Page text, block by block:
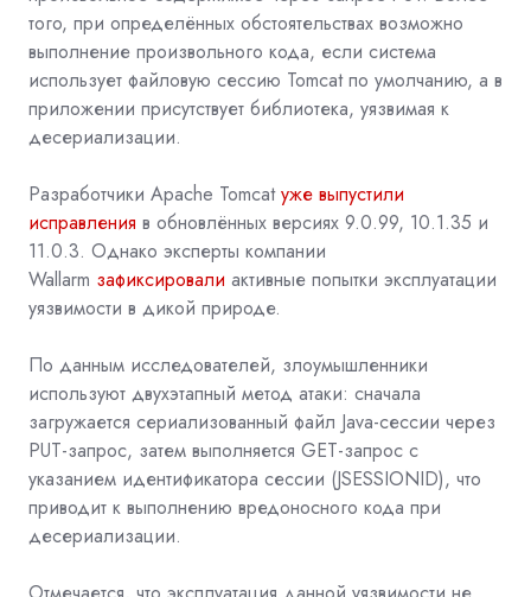
того, при определённых обстоятельствах возможно
выполнение произвольного кода, если система
использует файловую сессию Tomcat по умолчанию, а в
приложении присутствует библиотека, уязвимая к
десериализации.
Разработчики Apache Tomcat уже выпустили
исправления в обновлённых версиях 9.0.99, 10.1.35 и
11.0.3. Однако эксперты компании
Wallarm зафиксировали активные попытки эксплуатации
уязвимости в дикой природе.
По данным исследователей, злоумышленники
используют двухэтапный метод атаки: сначала
загружается сериализованный файл Java-сессии через
PUT-запрос, затем выполняется GET-запрос с
указанием идентификатора сессии (JSESSIONID), что
приводит к выполнению вредоносного кода при
десериализации.